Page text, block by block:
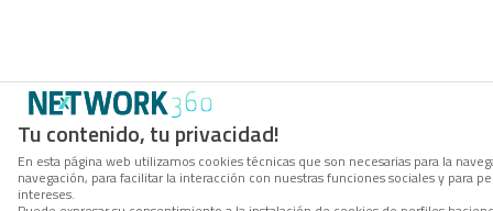
Tu contenido, tu privacidad!
En esta página web utilizamos cookies técnicas que son necesarias para la
navegación, para facilitar la interacción con nuestras funciones sociales y
intereses.